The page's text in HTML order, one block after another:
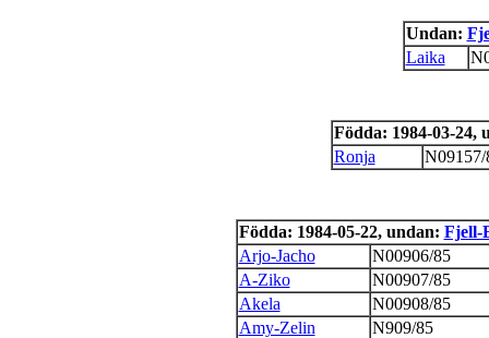
Undan:
Laika
Födda: 1984-03-24,
Ronja
N09157/
Födda: 1984-05-22, undan: Fjell-
Arjo-Jacho
N00906/85
A-Ziko
N00907/85
Akela
N00908/85
Amy-Zelin
N909/85